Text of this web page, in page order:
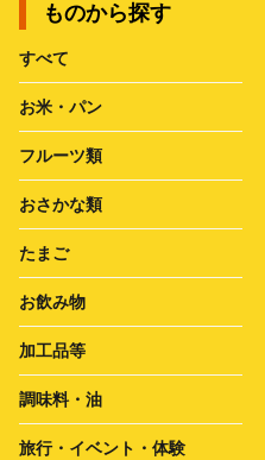
ものから探す
すべて
お米・パン
フルーツ類
おさかな類
たまご
お飲み物
加工品等
調味料・油
旅行・イベント・体験